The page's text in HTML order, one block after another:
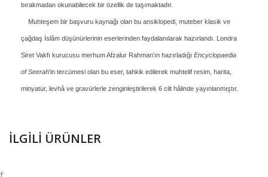
bırakmadan okunabilecek bir özellik de taşımaktadır.
Muhteşem bir başvuru kaynağı olan bu ansiklopedi, muteber klasik ve
çağdaş İslâm düşünürlerinin eserlerinden faydalanılarak hazırlandı. Londra
Siret Vakfı kurucusu merhum Afzalur Rahman'ın hazırladığı Encyclopaedia
of Seerah'in tercümesi olan bu eser, tahkik edilerek muhtelif resim, harita,
minyatür, levhâ ve gravürlerle zenginleştirilerek 6 cilt hâlinde yayınlanmıştır.
İLGILI ÜRÜNLER
f